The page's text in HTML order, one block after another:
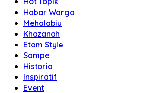
Habar Warga
Mehalabiu
Khazanah
Etam Style
Sampe
Historia
Inspiratif
Event